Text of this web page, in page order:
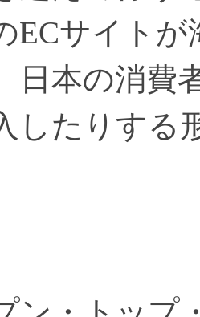
ECサイト
日本の消費
したりする